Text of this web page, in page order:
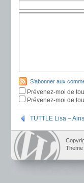
S'abonner aux
Prévenez-moi de
Prévenez-moi de
TUTTLE Lisa –
Theme